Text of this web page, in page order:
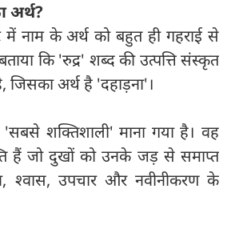
अर्थ?
नाम के अर्थ को बहुत ही गहराई से
कि 'रुद्र' शब्द की उत्पत्ति संस्कृत
अर्थ है 'दहाड़ना'।
'सबसे शक्तिशाली' माना गया है। वह
हैं जो दुखों को उनके जड़ से समाप्त
श्वास, उपचार और नवीनीकरण के